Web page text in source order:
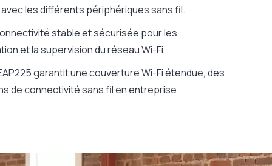
avec les différents périphériques sans fil.
stable et sécurisée pour les
et la supervision du réseau Wi-Fi.
garantit une couverture Wi-Fi étendue, des
de connectivité sans fil en entreprise.